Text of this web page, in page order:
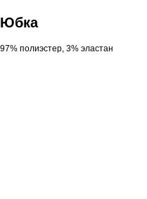
Юбка
97% полиэстер, 3% эластан